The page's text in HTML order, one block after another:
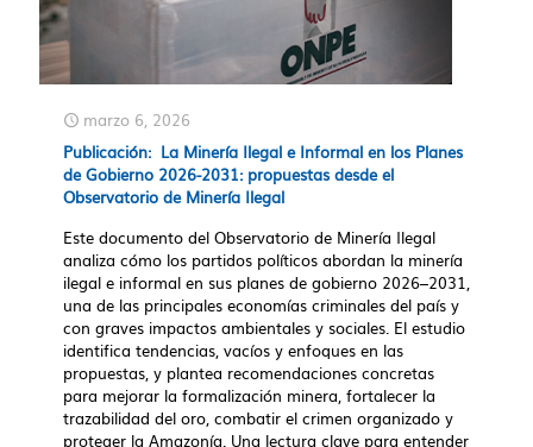
marzo 6, 2026
Publicación: La Minería Ilegal e Informal en los Planes
de Gobierno 2026-2031: propuestas desde el
Observatorio de Minería Ilegal
Este documento del Observatorio de Minería Ilegal
analiza cómo los partidos políticos abordan la minería
ilegal e informal en sus planes de gobierno 2026–2031,
una de las principales economías criminales del país y
con graves impactos ambientales y sociales. El estudio
identifica tendencias, vacíos y enfoques en las
propuestas, y plantea recomendaciones concretas
para mejorar la formalización minera, fortalecer la
trazabilidad del oro, combatir el crimen organizado y
proteger la Amazonía. Una lectura clave para entender